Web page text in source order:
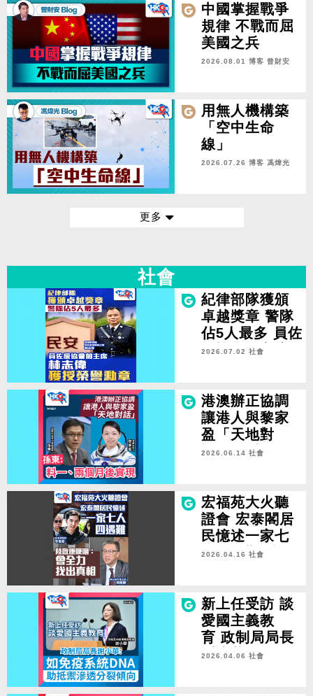
中國掌握戰爭
規律 不戰而屈
美國之兵
2026.08.01 博客 曾財安
用無人機構築
「空中生命
線」
2026.07.26 博客 馮煒光
更多
社會
紀律部隊獲頒
卓越獎章 警隊
佔5人最多 員佐
級協會前主席
2026.07.02 社會
港澳辦正協調
讓港人與黎家
盈「天地對
話」 孫東：預
2026.06.14 社會
宏福苑大火聽
證會 宏泰閣居
民憶述一家七
人四遇難 陸啟
2026.04.16 社會
新上任受訪 談
愛國主義教
育 政制局局長
謝小華：如免
2026.04.06 社會